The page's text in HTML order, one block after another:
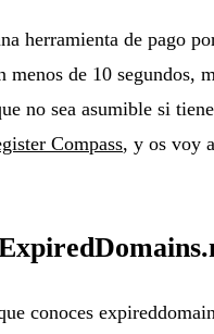
herramienta de pago
menos de 10 segundos,
no sea asumible si
Compass, y os voy
conoces